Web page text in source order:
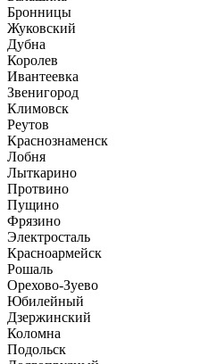
Бронницы
Жуковский
Дубна
Королев
Ивантеевка
Звенигород
Климовск
Реутов
Краснознаменск
Лобня
Лыткарино
Протвино
Пущино
Фрязино
Электросталь
Красноармейск
Рошаль
Орехово-Зуево
Юбилейный
Дзержинский
Коломна
Подольск